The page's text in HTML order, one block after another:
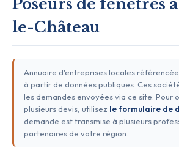
Poseurs de fenêtres
le-Château
Annuaire d'entreprises locales
à partir de données publiques. Ces
les demandes envoyées via ce site. Pour
plusieurs devis, utilisez le formulaire de
demande est transmise à plusieurs
partenaires de votre région.